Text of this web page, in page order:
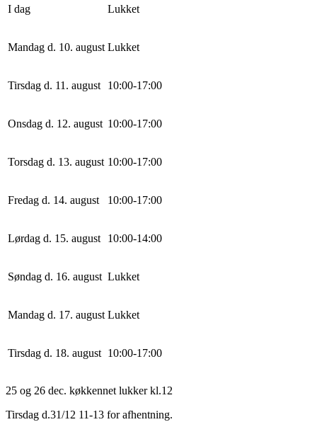
I dag Lukket
Mandag d. 10. august Lukket
Tirsdag d. 11. august 10:00-17:00
Onsdag d. 12. august 10:00-17:00
Torsdag d. 13. august 10:00-17:00
Fredag d. 14. august 10:00-17:00
Lørdag d. 15. august 10:00-14:00
Søndag d. 16. august Lukket
Mandag d. 17. august Lukket
Tirsdag d. 18. august 10:00-17:00
25 og 26 dec. køkkennet lukker kl.12
Tirsdag d.31/12 11-13 for afhentning.